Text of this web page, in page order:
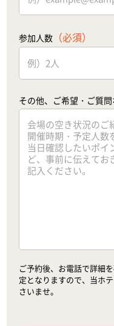
参加人数 （必須）
その他、ご希望・ご質
ご予約後、お電話で詳細
定となりますので、当ホ
さいませ。